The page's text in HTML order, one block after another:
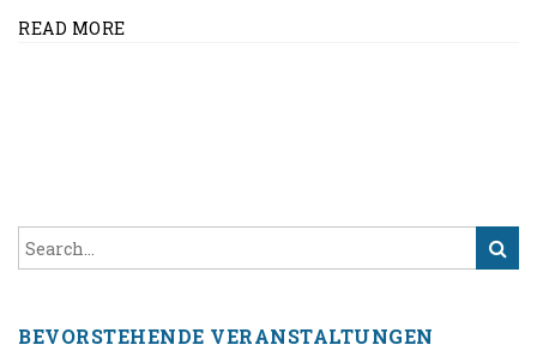
READ MORE
BEVORSTEHENDE VERANSTALTUNGEN